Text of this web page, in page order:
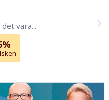
vara...